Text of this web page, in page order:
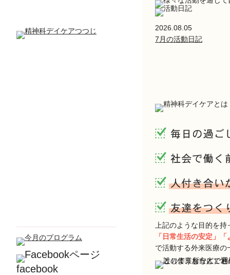
facebook
2026.08.05
7月の活動日記
上記のような目的を持
「日常生活の安定」
で活動する外来医療の